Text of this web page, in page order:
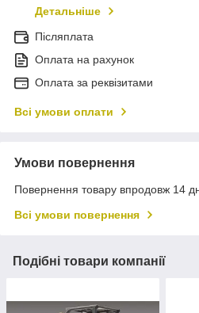
Детальніше
Післяплата
Оплата на рахунок
Оплата за реквізитами
Всі умови оплати
Умови повернення
Повернення товару впродовж 14
Всі умови повернення
Подібні товари компанії